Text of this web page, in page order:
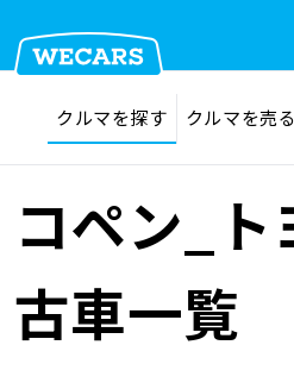
在庫検索 サイト内検索
クルマを探す
クルマを探す クルマを売る
コペン_ト
古車一覧